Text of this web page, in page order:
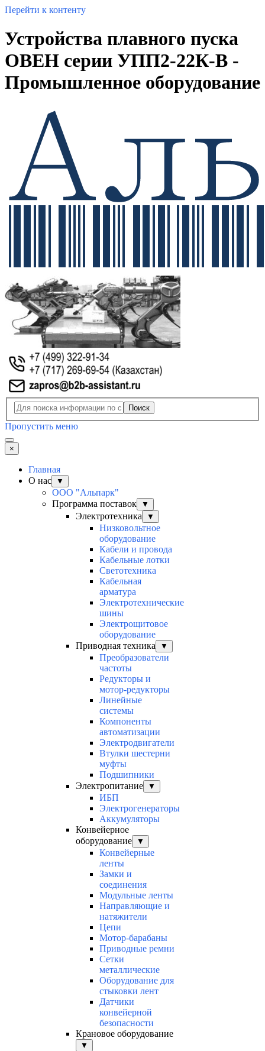
Перейти к контенту
Устройства плавного пуска
ОВЕН серии УПП2-22К-В -
Промышленное оборудование
Поиск
Пропустить меню
×
Главная
О нас
▼
ООО "Альпарк"
Программа поставок
▼
Электротехника ▼
Низковольтное
оборудование
Кабели и провода
Кабельные лотки
Светотехника
Кабельная
арматура
Электротехнические
шины
Электрощитовое
оборудование
Приводная техника
▼
Преобразователи
частоты
Редукторы и
мотор-редукторы
Линейные
системы
Компоненты
автоматизации
Электродвигатели
Втулки шестерни
муфты
Подшипники
Электропитание
▼
ИБП
Электрогенераторы
Аккумуляторы
Конвейерное
оборудование
▼
Конвейерные
ленты
Замки и
соединения
Модульные ленты
Направляющие и
натяжители
Цепи
Мотор-барабаны
Приводные ремни
Сетки
металлические
Оборудование для
стыковки лент
Датчики
конвейерной
безопасности
Крановое оборудование
▼